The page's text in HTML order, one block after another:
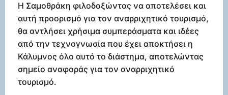
Η Σαμοθράκη φιλοδοξώντας να αποτελέσει και
αυτή προορισμό για τον αναρριχητικό τουρισμό,
θα αντλήσει χρήσιμα συμπεράσματα και ιδέες
από την τεχνογνωσία που έχει αποκτήσει η
Κάλυμνος όλο αυτό το διάστημα, αποτελώντας
σημείο αναφοράς για τον αναρριχητικό
τουρισμό.